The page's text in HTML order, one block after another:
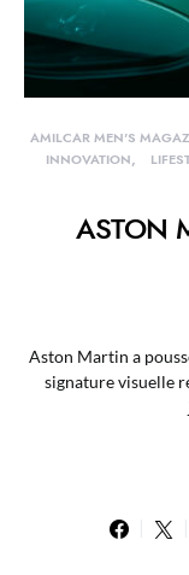
AMILCAR MEN'S
INNOVATION
ASTON
Aston Martin a
signature visuelle